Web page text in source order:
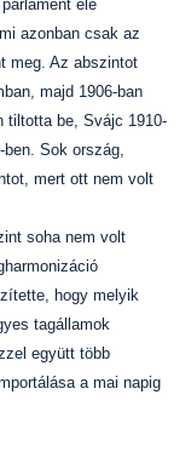
elé
azonban csak az
meg. Az abszintot
majd 1906-ban
tiltotta be, Svájc 1910-
Sok ország,
mert ott nem volt
soha nem volt
hogy melyik
tagállamok
együtt több
a mai napig